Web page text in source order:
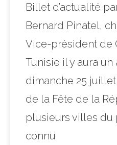
Billet d’actualité
Bernard Pinatel,
Vice-président de
Tunisie il y aura
dimanche 25
de la Fête de la
plusieurs villes du
connu